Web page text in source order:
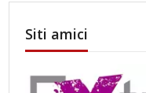
Siti amici